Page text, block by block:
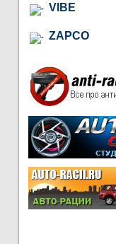
VIBE
ZAPCO